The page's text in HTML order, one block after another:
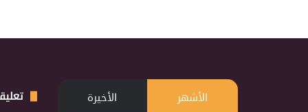
الأشهر الأخيرة